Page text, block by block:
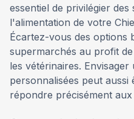
essentiel de privilégier
l'alimentation de votre
Écartez-vous des options
supermarchés au profit
les vétérinaires.
personnalisées peut
répondre précisément